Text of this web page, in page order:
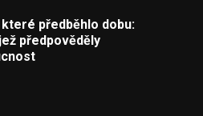
předběhlo dobu:
předpověděly